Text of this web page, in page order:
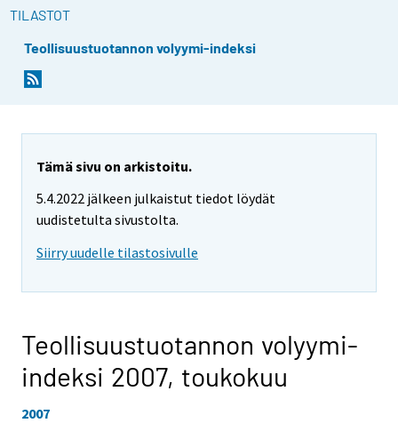
TILASTOT
Teollisuustuotannon volyymi-indeksi
Tämä sivu on arkistoitu.
5.4.2022 jälkeen julkaistut tiedot löydät
uudistetulta sivustolta.
Siirry uudelle tilastosivulle
Teollisuustuotannon volyymi-
indeksi 2007, toukokuu
2007